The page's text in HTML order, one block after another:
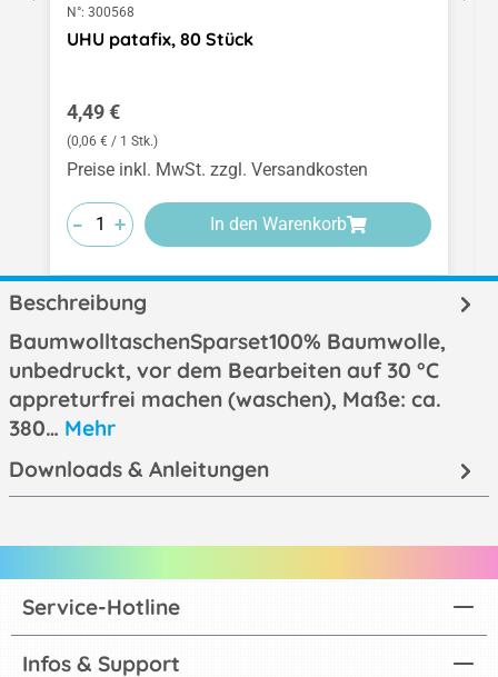
N°: 300568
UHU patafix, 80 Stück
Regulärer Preis:
4,49 €
(0,06 € / 1 Stk.)
Preise inkl. MwSt. zzgl. Versandkosten
-
-
- +
+
+ In den Warenkorb
Beschreibung
BaumwolltaschenSparset100% Baumwolle,
unbedruckt, vor dem Bearbeiten auf 30 °C
appreturfrei machen (waschen), Maße: ca.
380… Mehr
Downloads & Anleitungen
Service-Hotline
Infos & Support